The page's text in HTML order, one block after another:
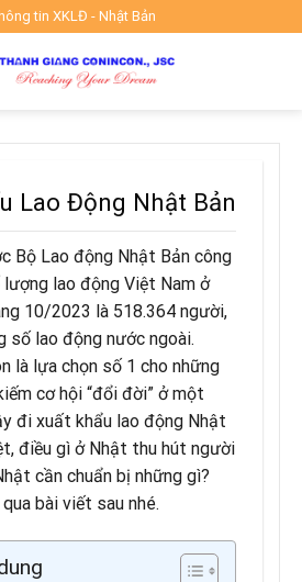
tin XKLĐ - Nhật Bản
Lao Động Nhật Bản
Bộ Lao động Nhật Bản công
lao động Việt Nam ở
10/2023 là 518.364 người,
số lao động nước ngoài.
là lựa chọn số 1 cho những
cơ hội “đổi đời” ở một
đi xuất khẩu lao động Nhật
điều gì ở Nhật thu hút người
cần chuẩn bị những gì?
bài viết sau nhé.